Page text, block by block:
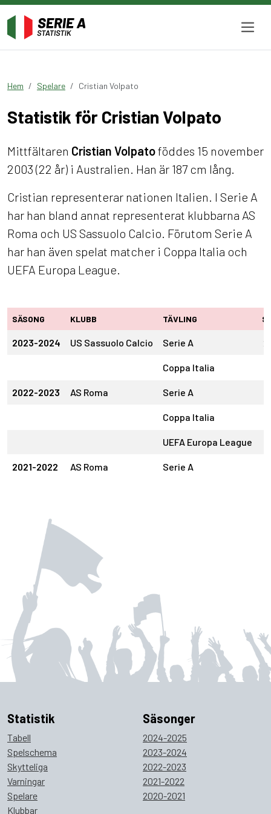
Hem Spelare Cristian Volpato
Statistik för Cristian Volpato
Mittfältaren Cristian Volpatoföddes 15 november
2003 (22 år) i Australien. Han är 187 cm lång.
Cristian representerar nationen Italien. I Serie A
har han bland annat representerat klubbarna AS
Roma och US Sassuolo Calcio. Förutom Serie A
har han även spelat matcher i Coppa Italia och
UEFA Europa League.
SÄSONG KLUBB TÄVLING
2023-2024 US Sassuolo Calcio Serie A
Coppa Italia
2022-2023 AS Roma Serie A
Coppa Italia
UEFA Europa League
2021-2022 AS Roma Serie A
Statistik
Tabell
Spelschema
Skytteliga
Varningar
Spelare
Klubbar
Säsonger
2024-2025
2023-2024
2022-2023
2021-2022
2020-2021